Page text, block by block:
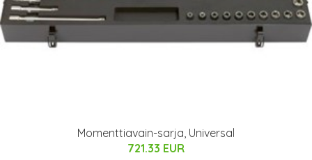
Momenttiavain-sarja, Universal
721.33 EUR